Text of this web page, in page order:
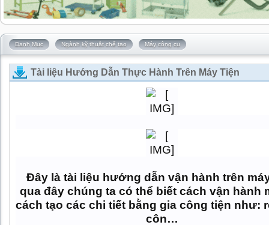
Danh Mục Ngành kỹ thuật chế tạo Máy công cụ
Tài liệu Hướng Dẫn Thực Hành Trên Máy Tiện
Đây là tài liệu hướng dẫn vận hành trên
qua đây chúng ta có thể biết cách vận hành
cách tạo các chi tiết bằng gia công tiện như:
côn…